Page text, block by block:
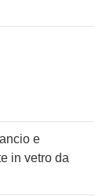
e
in vetro da